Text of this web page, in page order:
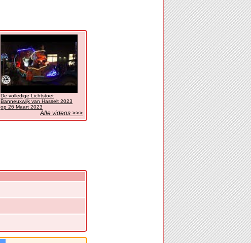
De volledige Lichtstoet
Banneuxwijk van Hasselt 2023
op 26 Maart 2023
Alle videos >>>